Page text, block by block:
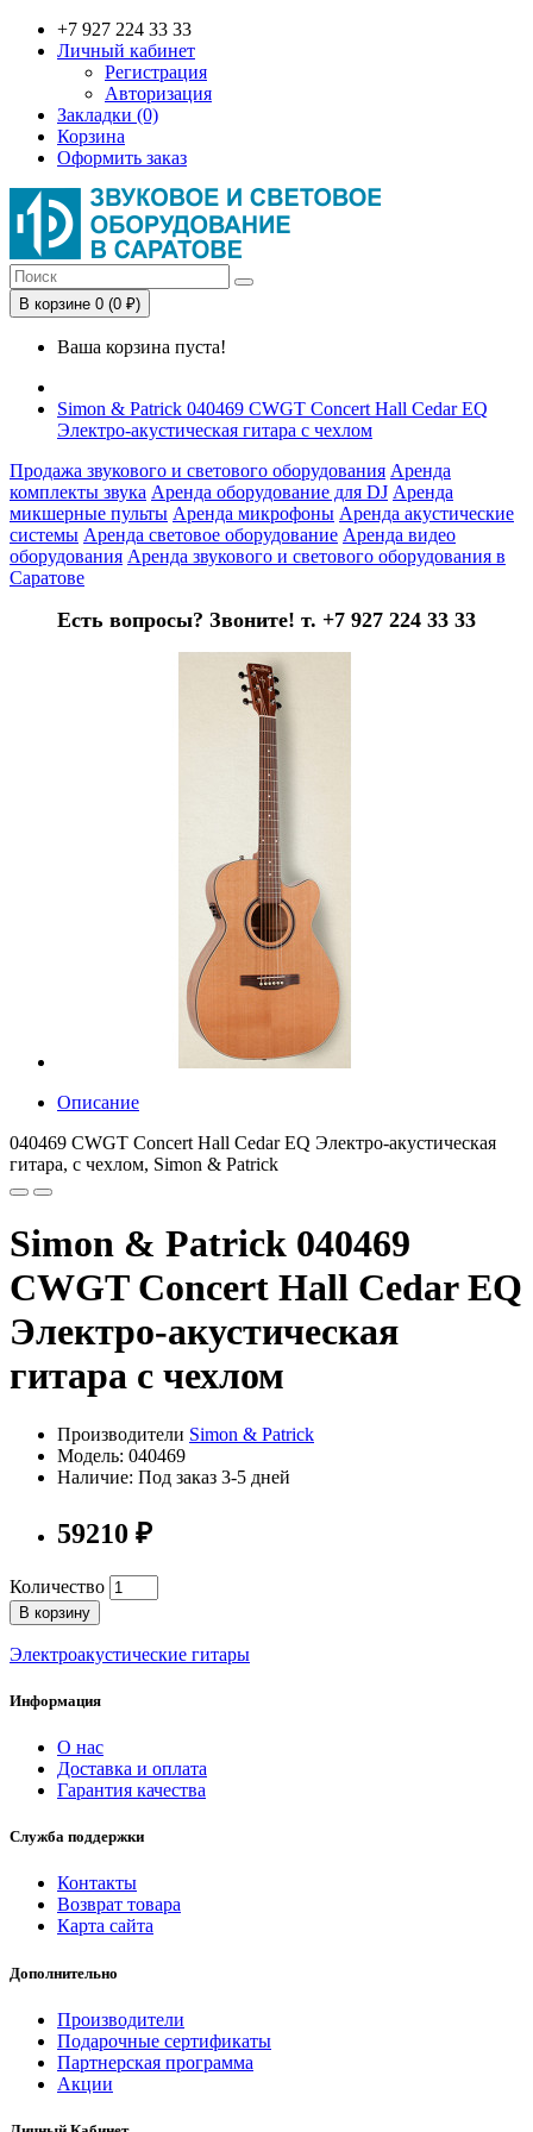
+7 927 224 33 33
Личный кабинет
Регистрация
Авторизация
Закладки (0)
Корзина
Оформить заказ
В корзине 0 (0 ₽)
Ваша корзина пуста!
Simon & Patrick 040469 CWGT Concert Hall Cedar EQ
Электро-акустическая гитара с чехлом
Продажа звукового и светового оборудования Аренда
комплекты звука Аренда оборудование для DJ Аренда
микшерные пульты Аренда микрофоны Аренда акустические
системы Аренда световое оборудование Аренда видео
оборудования Аренда звукового и светового оборудования в
Саратове
Есть вопросы? Звоните! т. +7 927 224 33 33
Описание
040469 CWGT Concert Hall Cedar EQ Электро-акустическая
гитара, с чехлом, Simon & Patrick
Simon & Patrick 040469
CWGT Concert Hall Cedar EQ
Электро-акустическая
гитара с чехлом
Производители Simon & Patrick
Модель: 040469
Наличие: Под заказ 3-5 дней
59210 ₽
Количество
В корзину
Электроакустические гитары
Информация
О нас
Доставка и оплата
Гарантия качества
Служба поддержки
Контакты
Возврат товара
Карта сайта
Дополнительно
Производители
Подарочные сертификаты
Партнерская программа
Акции